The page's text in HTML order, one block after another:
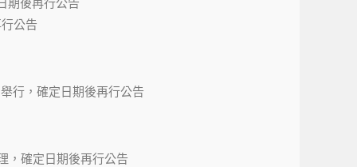
期後再行公告
公告
行，確定日期後再行公告
，確定日期後再行公告